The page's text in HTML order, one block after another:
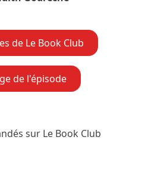
de Le Book Club
de l'épisode
sur Le Book Club